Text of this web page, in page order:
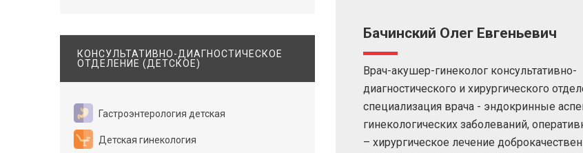
КОНСУЛЬТАТИВНО-ДИАГНОСТИЧЕСКОЕ
ОТДЕЛЕНИЕ (ДЕТСКОЕ)
Гастроэнтерология детская
Детская гинекология
Бачинский Олег Евгеньевич
Врач-акушер-гинеколог консультативно-
диагностического и хирургического
специализация врача - эндокринные
гинекологических заболеваний,
– хирургическое лечение